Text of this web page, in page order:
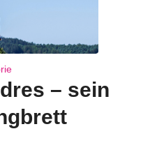
– sein